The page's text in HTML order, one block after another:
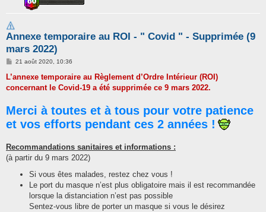
Annexe temporaire au ROI - " Covid " - Supprimée (9
mars 2022)
M
s
a
21 août 2020, 10:36
L’annexe temporaire au Règlement d’Ordre Intérieur (ROI)
concernant le Covid-19 a été supprimée ce 9 mars 2022.
Merci à toutes et à tous pour votre patience
et vos efforts pendant ces 2 années !
Recommandations sanitaires et informations :
(à partir du 9 mars 2022)
Si vous êtes malades, restez chez vous !
Le port du masque n’est plus obligatoire mais il est recommandée
lorsque la distanciation n’est pas possible
Sentez-vous libre de porter un masque si vous le désirez